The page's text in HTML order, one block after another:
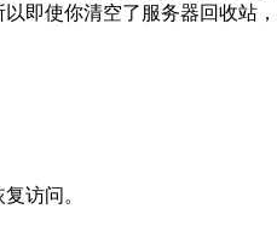
即使你清空了服务器回收站
访问。